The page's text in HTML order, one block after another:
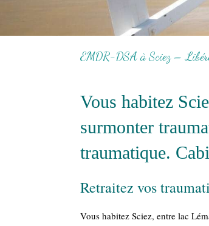
EMDR-DSA à Sciez –
Vous habitez
surmonter
traumatique.
Retraitez vos
Vous habitez Sciez, entre lac